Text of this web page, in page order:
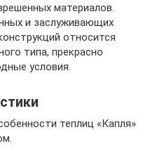
материалов.
и заслуживающих
относится
типа, прекрасно
условия.
теплиц «Капля»